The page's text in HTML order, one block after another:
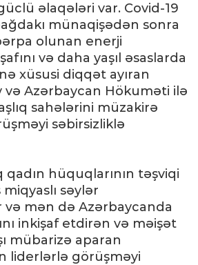
əlaqələri var. Covid-19
münaqişədən sonra
olunan enerji
və daha yaşıl əsaslarda
xüsusi diqqət ayıran
Azərbaycan Hökuməti ilə
sahələrini müzakirə
səbirsizliklə
qadın hüquqlarının təşviqi
səylər
mən də Azərbaycanda
inkişaf etdirən və məişət
mübarizə aparan
liderlərlə görüşməyi